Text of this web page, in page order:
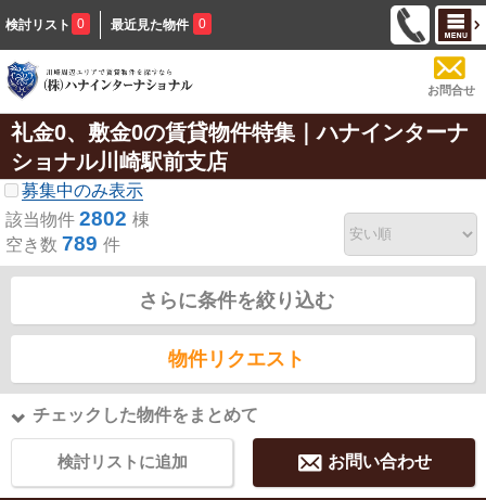
検討リスト 0 最近見た物件 0
お問合せ
礼金0、敷金0の賃貸物件特集｜ハナインターナ
ショナル川崎駅前支店
募集中のみ表示
該当物件 2802 棟
空き数 789 件
さらに条件を絞り込む
物件リクエスト
チェックした物件をまとめて
検討リストに追加 お問い合わせ